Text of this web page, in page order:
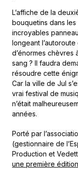
L’affiche de la
bouquetins dans
incroyables
longeant
d’énormes chèvres
sang ? Il faudra
résoudre cette
Car la ville de Jul
vrai festival de
n’était
années.
Porté par
(gestionnaire de
Production et
une première